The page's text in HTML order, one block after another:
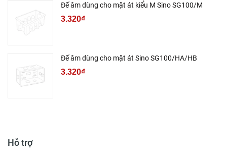
Đế âm dùng cho mặt át kiểu M Sino SG100/M
3.320₫
Đế âm dùng cho mặt át Sino SG100/HA/HB
3.320₫
Hỗ trợ